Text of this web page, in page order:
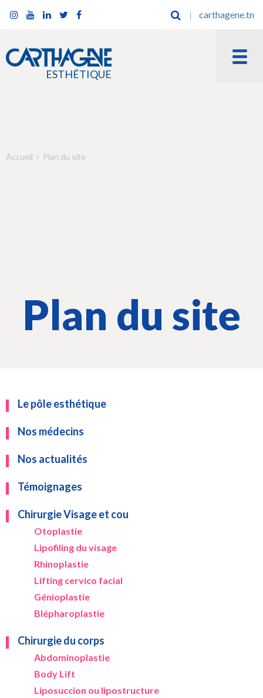
carthagene.tn
ESTHÉTIQUE
Accueil Plan du site
Plan du site
Le pôle esthétique
Nos médecins
Nos actualités
Témoignages
Chirurgie Visage et cou
Otoplastie
Lipofiling du visage
Rhinoplastie
Lifting cervico facial
Génioplastie
Blépharoplastie
Chirurgie du corps
Abdominoplastie
Body Lift
Liposuccion ou lipostructure